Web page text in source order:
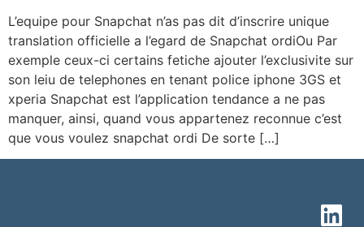
L’equipe pour Snapchat n’as pas dit d’inscrire unique
translation officielle a l’egard de Snapchat ordiOu Par
exemple ceux-ci certains fetiche ajouter l’exclusivite sur
son leiu de telephones en tenant police iphone 3GS et
xperia Snapchat est l’application tendance a ne pas
manquer, ainsi, quand vous appartenez reconnue c’est
que vous voulez snapchat ordi De sorte […]